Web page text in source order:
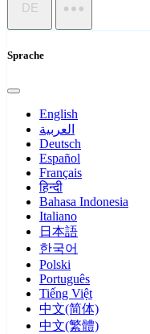
DE
Sprache
English
العربية
Deutsch
Español
Français
हिन्दी
Bahasa Indonesia
Italiano
日本語
한국어
Polski
Português
Tiếng Việt
中文(简体)
中文(繁體)